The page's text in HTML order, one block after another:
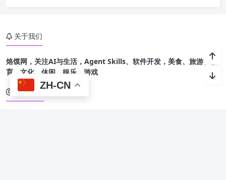
关于我们
烙馍网，关注AI与生活，Agent Skills、软件开发，美食、旅游、教
育、文化、休闲、娱乐、游戏
友情链接
ZH-CN